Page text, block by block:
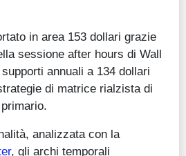
in area 153 dollari grazie
sessione after hours di Wall
annuali a 134 dollari
di matrice rialzista di
analizzata con la
, gli archi temporali